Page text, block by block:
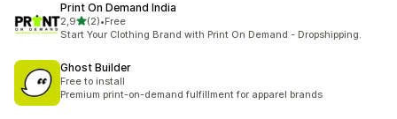
Print On Demand India
2,95 yıldız üzerinden
(2)
toplam 2 değerlendirme
•Free
Start Your Clothing Brand with Print On Demand - Dropshipping.
Ghost Builder
Free to install
Premium print-on-demand fulfillment for apparel brands